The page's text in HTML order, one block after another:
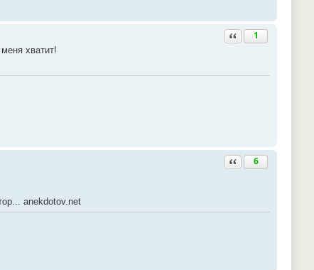
Ответить с цитатой
1
хватит!
Ответить с цитатой
6
anekdotov.net